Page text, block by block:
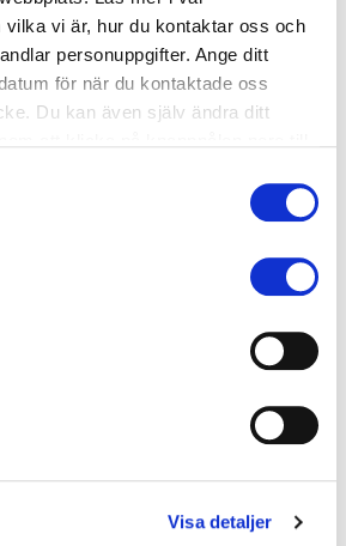
vi är, hur du kontaktar oss och
personuppgifter. Ange ditt
för när du kontaktade oss
Du kan även själv ändra ditt
Visa detaljer
du veta mer?